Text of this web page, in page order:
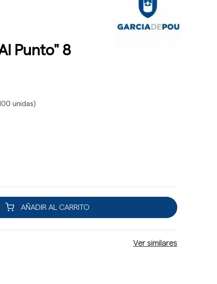
Punto" 8
unidas)
AÑADIR AL CARRITO
Ver similares